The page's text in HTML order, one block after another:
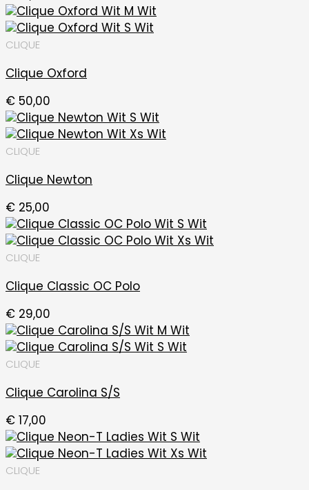
CLIQUE
Clique Oxford
€ 50,00
CLIQUE
Clique Newton
€ 25,00
CLIQUE
Clique Classic OC Polo
€ 29,00
CLIQUE
Clique Carolina S/S
€ 17,00
CLIQUE